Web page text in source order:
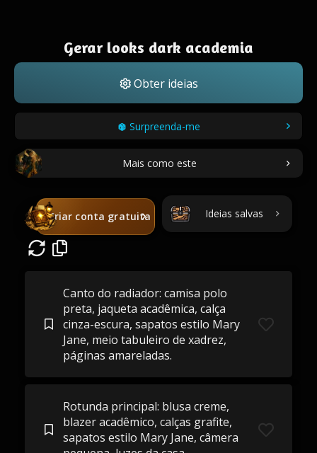
Gerar looks dark academia
Obter ideias
Surpreenda-me
Mais como este
Criar conta gratuita Ideias salvas
Canto do radiador: camisa polo
preta, jaqueta acadêmica, calça
cinza-escura, sapatos estilo Mary
Jane, meio tabuleiro de xadrez,
páginas amareladas.
Rotunda principal: blusa creme,
blazer acadêmico, calças grafite,
sapatos estilo Mary Jane, câmera